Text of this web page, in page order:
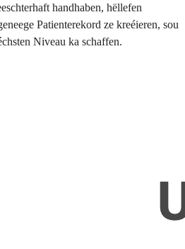
handhaben, hëllefen
Patienterekord ze kreéieren, sou
Niveau ka schaffen.